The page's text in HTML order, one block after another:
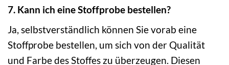
7. Kann ich eine Stoffprobe bestellen?
Ja, selbstverständlich können Sie vorab eine
Stoffprobe bestellen, um sich von der Qualität
und Farbe des Stoffes zu überzeugen. Diesen